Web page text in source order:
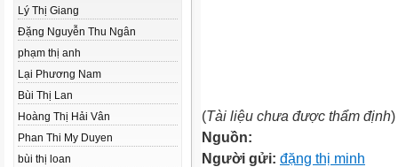
Lý Thị Giang
Đặng Nguyễn Thu Ngân
phạm thị anh
Lại Phương Nam
Bùi Thị Lan
Hoàng Thị Hải Vân
Phan Thi My Duyen
bùi thị loan
(Tài liệu chưa được thẩm định)
Nguồn:
Người gửi: đặng thị minh